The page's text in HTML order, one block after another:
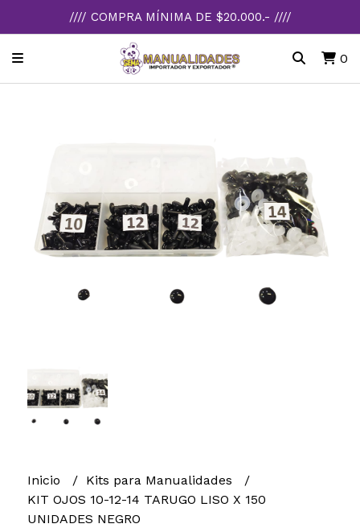
//// COMPRA MÍNIMA DE $20.000.- ////
0
Inicio
Kits para Manualidades
KIT OJOS 10-12-14 TARUGO LISO X 150
UNIDADES NEGRO